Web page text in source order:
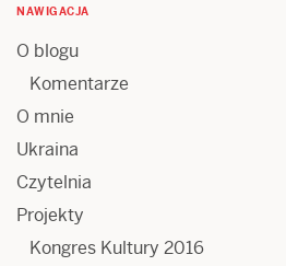
NAWIGACJA
O blogu
Komentarze
O mnie
Ukraina
Czytelnia
Projekty
Kongres Kultury 2016